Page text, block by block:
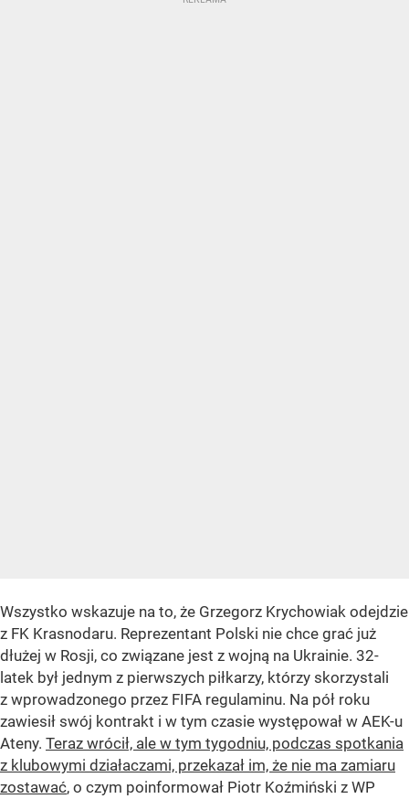
Wszystko wskazuje na to, że Grzegorz Krychowiak odejdzie
z FK Krasnodaru. Reprezentant Polski nie chce grać już
dłużej w Rosji, co związane jest z wojną na Ukrainie. 32-
latek był jednym z pierwszych piłkarzy, którzy skorzystali
z wprowadzonego przez FIFA regulaminu. Na pół roku
zawiesił swój kontrakt i w tym czasie występował w AEK-u
Ateny. Teraz wrócił, ale w tym tygodniu, podczas spotkania
z klubowymi działaczami, przekazał im, że nie ma zamiaru
zostawać, o czym poinformował Piotr Koźmiński z WP